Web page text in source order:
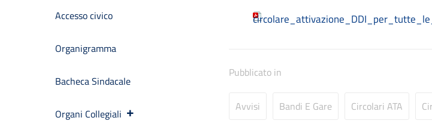
Pubblicato in
Avvisi Bandi E Gare Circolari ATA
Accesso civico
Organigramma
Bacheca Sindacale
Organi Collegiali